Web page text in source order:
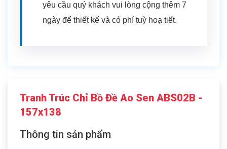
yêu cầu quý khách vui lòng cộng thêm 7
ngày để thiết kế và có phí tuỳ hoạ tiết.
Tranh Trúc Chỉ Bồ Đề Ao Sen ABS02B -
157x138
Thông tin sản phẩm